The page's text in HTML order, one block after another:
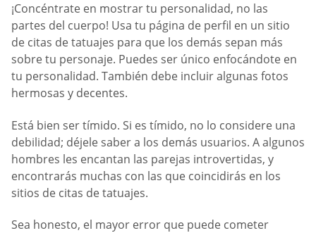
¡Concéntrate en mostrar tu personalidad, no las
partes del cuerpo! Usa tu página de perfil en un sitio
de citas de tatuajes para que los demás sepan más
sobre tu personaje. Puedes ser único enfocándote en
tu personalidad. También debe incluir algunas fotos
hermosas y decentes.
Está bien ser tímido. Si es tímido, no lo considere una
debilidad; déjele saber a los demás usuarios. A algunos
hombres les encantan las parejas introvertidas, y
encontrarás muchas con las que coincidirás en los
sitios de citas de tatuajes.
Sea honesto, el mayor error que puede cometer